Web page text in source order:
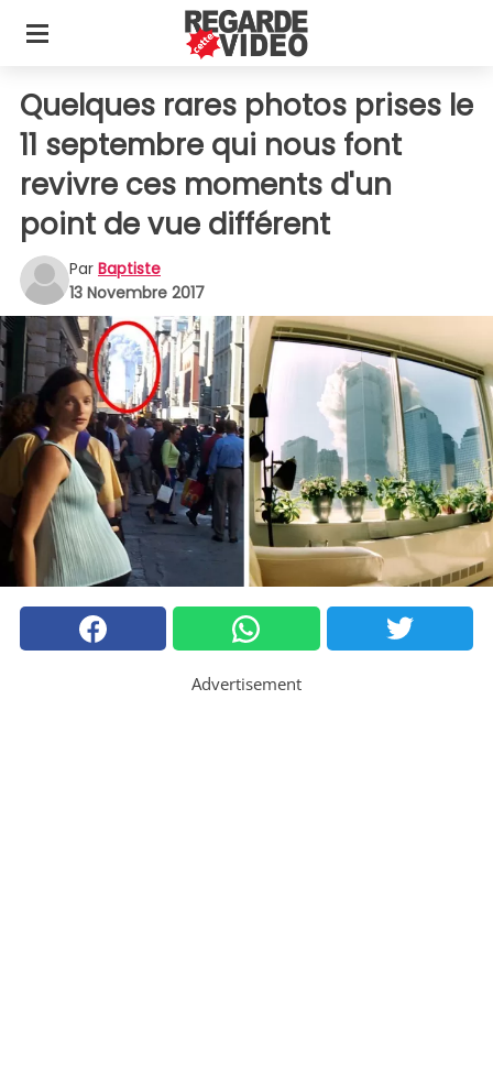
Quelques rares photos prises le
11 septembre qui nous font
revivre ces moments d'un
point de vue différent
Par Baptiste
13 Novembre 2017
Advertisement